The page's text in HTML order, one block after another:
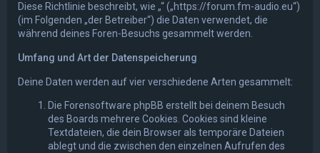
Diese Richtlinie beschreibt, wie „“ („https://forum.fm-audio.eu“)
(im Folgenden „der Betreiber“) die Daten verwendet, die
während deines Foren-Besuchs gesammelt werden.
Umfang und Art der Datenspeicherung
Deine Daten werden auf vier verschiedene Arten gesammelt:
Die Forensoftware phpBB erstellt bei deinem Besuch
des Boards mehrere Cookies. Cookies sind kleine
Textdateien, die dein Browser als temporäre Dateien
ablegt und die zwischen den einzelnen Aufrufen des